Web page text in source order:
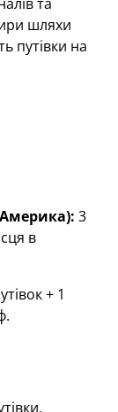
шляхи
путівки на
3
в
+ 1